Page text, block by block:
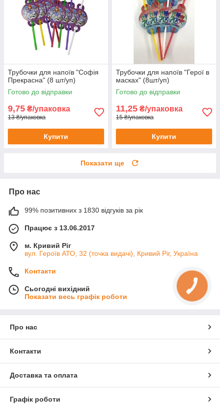
Трубочки для напоїв "Софія
Прекрасна" (8 шт/уп)
Готово до відправки
9,75 ₴/упаковка
13 ₴/упаковка
Купити
Трубочки для напоїв "Герої в
масках" (8шт/уп)
Готово до відправки
11,25 ₴/упаковка
15 ₴/упаковка
Купити
Показати ще
Про нас
99% позитивних з 1830 відгуків за рік
Працює з 13.06.2017
м. Кривий Ріг
вул. Героїв АТО, 32 (точка видачі), Кривий Ріг, Україна
Контакти
Сьогодні вихідний
Показати весь графік роботи
Про нас
Контакти
Доставка та оплата
Графік роботи